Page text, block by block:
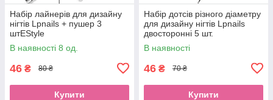
Набір лайнерів для дизайну
нігтів Lpnails + пушер 3
штEStyle
В наявності 8 од.
46 ₴ 80 ₴
Купити
Набір дотсів різного діаметру
для дизайну нігтів Lpnails
двосторонні 5 шт.
В наявності
46 ₴ 70 ₴
Купити